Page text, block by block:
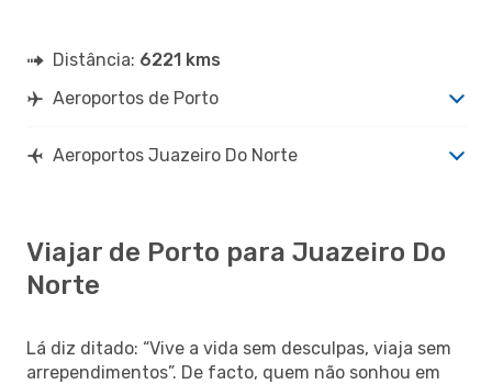
Distância: 6221 kms
Aeroportos de Porto
Aeroportos Juazeiro Do Norte
Viajar de Porto para Juazeiro Do
Norte
Lá diz ditado: “Vive a vida sem desculpas, viaja sem
arrependimentos”. De facto, quem não sonhou em